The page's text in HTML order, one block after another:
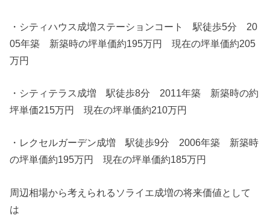
・シティハウス成増ステーションコート 駅徒歩5分 20
05年築 新築時の坪単価約195万円 現在の坪単価約205
万円
・シティテラス成増 駅徒歩8分 2011年築 新築時の約
坪単価215万円 現在の坪単価約210万円
・レクセルガーデン成増 駅徒歩9分 2006年築 新築時
の坪単価約195万円 現在の坪単価約185万円
周辺相場から考えられるソライエ成増の将来価値として
は